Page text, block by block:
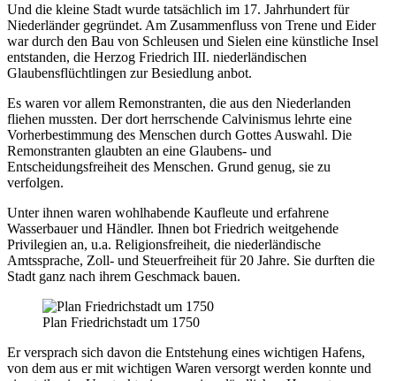
Und die kleine Stadt wurde tatsächlich im 17. Jahrhundert für
Niederländer gegründet. Am Zusammenfluss von Trene und Eider
war durch den Bau von Schleusen und Sielen eine künstliche Insel
entstanden, die Herzog Friedrich III. niederländischen
Glaubensflüchtlingen zur Besiedlung anbot.
Es waren vor allem Remonstranten, die aus den Niederlanden
fliehen mussten. Der dort herrschende Calvinismus lehrte eine
Vorherbestimmung des Menschen durch Gottes Auswahl. Die
Remonstranten glaubten an eine Glaubens- und
Entscheidungsfreiheit des Menschen. Grund genug, sie zu
verfolgen.
Unter ihnen waren wohlhabende Kaufleute und erfahrene
Wasserbauer und Händler. Ihnen bot Friedrich weitgehende
Privilegien an, u.a. Religionsfreiheit, die niederländische
Amtssprache, Zoll- und Steuerfreiheit für 20 Jahre. Sie durften die
Stadt ganz nach ihrem Geschmack bauen.
Plan Friedrichstadt um 1750
Er versprach sich davon die Entstehung eines wichtigen Hafens,
von dem aus er mit wichtigen Waren versorgt werden konnte und